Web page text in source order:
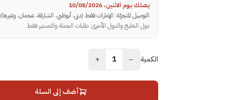
يصلك يوم الاثنين، 10/08/2026
التوصيل للتجزئة: الإمارات فقط (دبي، أبوظبي، الشارقة، عجمان، وغيرها)
دول الخليج والدول الأخرى: طلبات الجملة والتصدير فقط
الكمية −
1
+
أضف إلى السلة